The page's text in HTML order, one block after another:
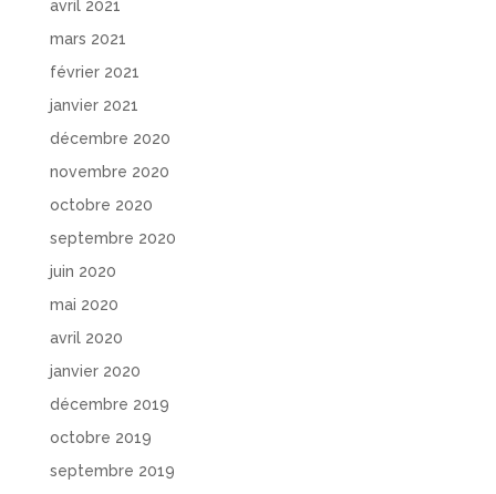
avril 2021
mars 2021
février 2021
janvier 2021
décembre 2020
novembre 2020
octobre 2020
septembre 2020
juin 2020
mai 2020
avril 2020
janvier 2020
décembre 2019
octobre 2019
septembre 2019